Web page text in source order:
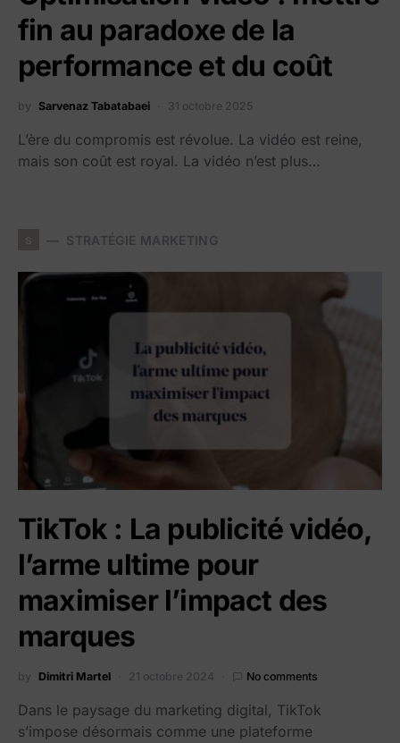
fin au paradoxe de la
performance et du coût
by Sarvenaz Tabatabaei 31 octobre 2025
L’ère du compromis est révolue. La vidéo est reine,
mais son coût est royal. La vidéo n’est plus…
STRATÉGIE MARKETING
TikTok : La publicité vidéo,
l’arme ultime pour
maximiser l’impact des
marques
by Dimitri Martel 21 octobre 2024 No comments
Dans le paysage du marketing digital, TikTok
s’impose désormais comme une plateforme